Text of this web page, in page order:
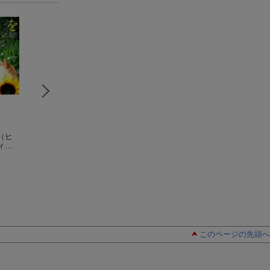
（ヒ
このページの先頭へ